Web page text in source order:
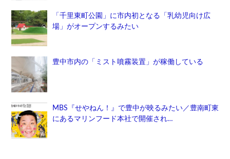
「千里東町公園」に市内初となる「乳幼児向け広
場」がオープンするみたい
豊中市内の「ミスト噴霧装置」が稼働している
MBS『せやねん！』で豊中が映るみたい／豊南町東
にあるマリンフード本社で開催され…